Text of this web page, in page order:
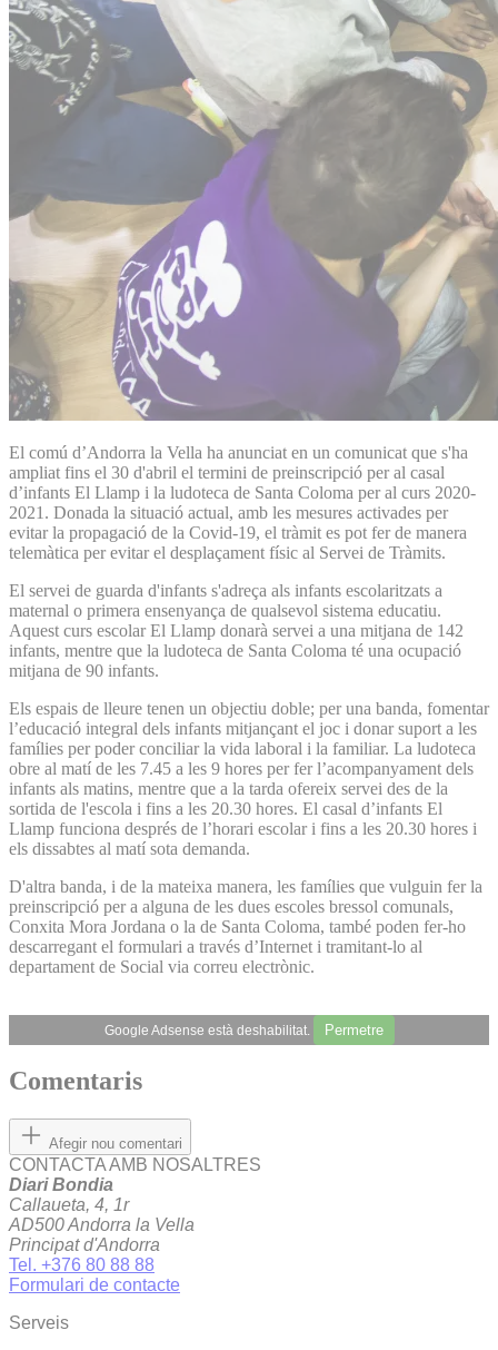
El comú d’Andorra la Vella ha anunciat en un comunicat que s'ha
ampliat fins el 30 d'abril el termini de preinscripció per al casal
d’infants El Llamp i la ludoteca de Santa Coloma per al curs 2020-
2021. Donada la situació actual, amb les mesures activades per
evitar la propagació de la Covid-19, el tràmit es pot fer de manera
telemàtica per evitar el desplaçament físic al Servei de Tràmits.
El servei de guarda d'infants s'adreça als infants escolaritzats a
maternal o primera ensenyança de qualsevol sistema educatiu.
Aquest curs escolar El Llamp donarà servei a una mitjana de 142
infants, mentre que la ludoteca de Santa Coloma té una ocupació
mitjana de 90 infants.
Els espais de lleure tenen un objectiu doble; per una banda, fomentar
l’educació integral dels infants mitjançant el joc i donar suport a les
famílies per poder conciliar la vida laboral i la familiar. La ludoteca
obre al matí de les 7.45 a les 9 hores per fer l’acompanyament dels
infants als matins, mentre que a la tarda ofereix servei des de la
sortida de l'escola i fins a les 20.30 hores. El casal d’infants El
Llamp funciona després de l’horari escolar i fins a les 20.30 hores i
els dissabtes al matí sota demanda.
D'altra banda, i de la mateixa manera, les famílies que vulguin fer la
preinscripció per a alguna de les dues escoles bressol comunals,
Conxita Mora Jordana o la de Santa Coloma, també poden fer-ho
descarregant el formulari a través d’Internet i tramitant-lo al
departament de Social via correu electrònic.
Google Adsense està deshabilitat. Permetre
Comentaris
Afegir nou comentari
CONTACTA AMB NOSALTRES
Diari Bondia
Callaueta, 4, 1r
AD500 Andorra la Vella
Principat d'Andorra
Tel. +376 80 88 88
Formulari de contacte
Serveis